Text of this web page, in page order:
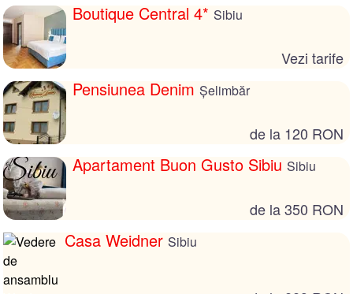
Boutique Central 4* Sibiu
Vezi tarife
Pensiunea Denim Șelimbăr
de la 120 RON
Apartament Buon Gusto Sibiu Sibiu
de la 350 RON
Casa Weidner Sibiu